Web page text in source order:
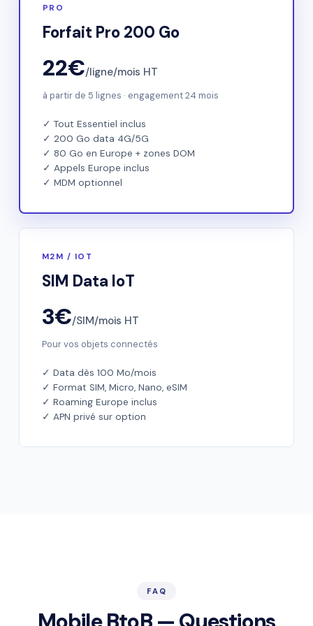
PRO
Forfait Pro 200 Go
22€/ligne/mois HT
à partir de 5 lignes · engagement 24 mois
✓ Tout Essentiel inclus
✓ 200 Go data 4G/5G
✓ 80 Go en Europe + zones DOM
✓ Appels Europe inclus
✓ MDM optionnel
M2M / IOT
SIM Data IoT
3€/SIM/mois HT
Pour vos objets connectés
✓ Data dès 100 Mo/mois
✓ Format SIM, Micro, Nano, eSIM
✓ Roaming Europe inclus
✓ APN privé sur option
FAQ